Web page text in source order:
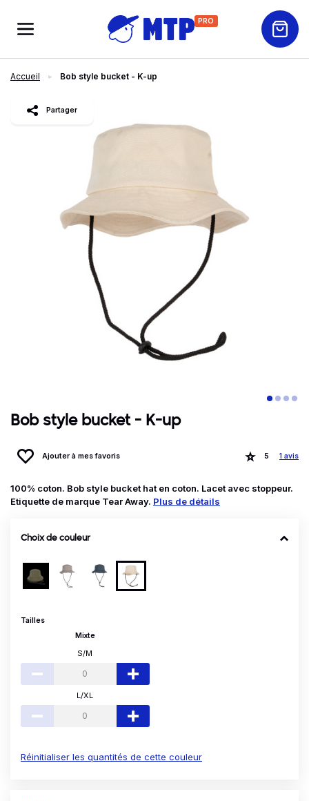
PRO
Accueil Bob style bucket - K-up
Bob style bucket - K-up
Ajouter à mes favoris 5 1 avis
100% coton. Bob style bucket hat en coton. Lacet avec stoppeur.
Etiquette de marque Tear Away. Plus de détails
Choix de couleur
Tailles
Mixte
S/M
L/XL
Réinitialiser les quantités de cette couleur
Partager
slide1